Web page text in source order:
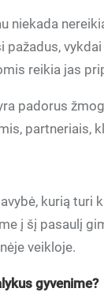
niekada
reikia jas
padorus
partneriais,
kurią turi
į šį pasaulį
veikloje.
gyvenime?